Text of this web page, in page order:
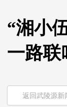
“湘小
一路联
返回武陵源新